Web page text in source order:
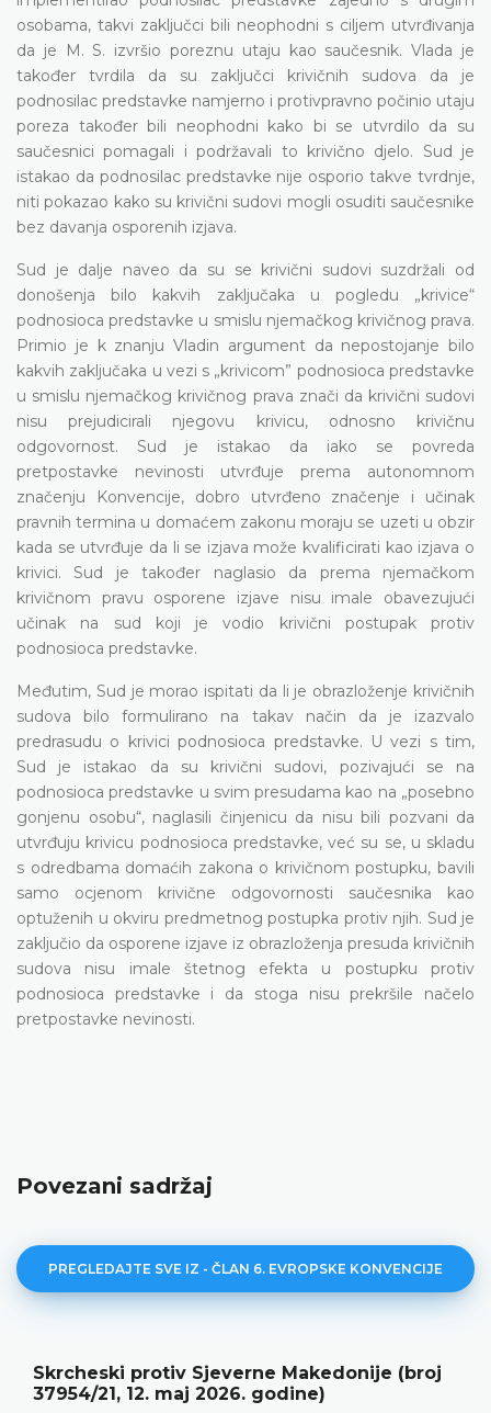
osobama, takvi zaključci bili neophodni s ciljem utvrđivanja
da je M. S. izvršio poreznu utaju kao saučesnik. Vlada je
također tvrdila da su zaključci krivičnih sudova da je
podnosilac predstavke namjerno i protivpravno počinio utaju
poreza također bili neophodni kako bi se utvrdilo da su
saučesnici pomagali i podržavali to krivično djelo. Sud je
istakao da podnosilac predstavke nije osporio takve tvrdnje,
niti pokazao kako su krivični sudovi mogli osuditi saučesnike
bez davanja osporenih izjava.
Sud je dalje naveo da su se krivični sudovi suzdržali od
donošenja bilo kakvih zaključaka u pogledu „krivice“
podnosioca predstavke u smislu njemačkog krivičnog prava.
Primio je k znanju Vladin argument da nepostojanje bilo
kakvih zaključaka u vezi s „krivicom” podnosioca predstavke
u smislu njemačkog krivičnog prava znači da krivični sudovi
nisu prejudicirali njegovu krivicu, odnosno krivičnu
odgovornost. Sud je istakao da iako se povreda
pretpostavke nevinosti utvrđuje prema autonomnom
značenju Konvencije, dobro utvrđeno značenje i učinak
pravnih termina u domaćem zakonu moraju se uzeti u obzir
kada se utvrđuje da li se izjava može kvalificirati kao izjava o
krivici. Sud je također naglasio da prema njemačkom
krivičnom pravu osporene izjave nisu imale obavezujući
učinak na sud koji je vodio krivični postupak protiv
podnosioca predstavke.
Međutim, Sud je morao ispitati da li je obrazloženje krivičnih
sudova bilo formulirano na takav način da je izazvalo
predrasudu o krivici podnosioca predstavke. U vezi s tim,
Sud je istakao da su krivični sudovi, pozivajući se na
podnosioca predstavke u svim presudama kao na „posebno
gonjenu osobu“, naglasili činjenicu da nisu bili pozvani da
utvrđuju krivicu podnosioca predstavke, već su se, u skladu
s odredbama domaćih zakona o krivičnom postupku, bavili
samo ocjenom krivične odgovornosti saučesnika kao
optuženih u okviru predmetnog postupka protiv njih. Sud je
zaključio da osporene izjave iz obrazloženja presuda krivičnih
sudova nisu imale štetnog efekta u postupku protiv
podnosioca predstavke i da stoga nisu prekršile načelo
pretpostavke nevinosti.
Povezani sadržaj
PREGLEDAJTE SVE IZ - ČLAN 6. EVROPSKE KONVENCIJE
Makedonije (broj
godine)
Aničić protiv Srbije
2026. godine)